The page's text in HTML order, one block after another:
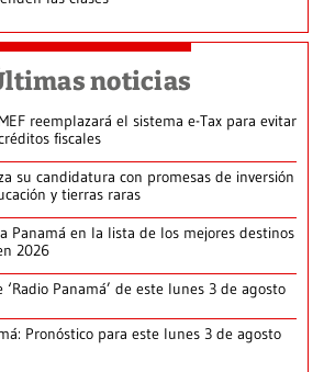
noticias
reemplazará el sistema e-Tax para evitar
fiscales
su candidatura con promesas de inversión
y tierras raras
Panamá en la lista de los mejores destinos
2026
‘Radio Panamá’ de este lunes 3 de agosto
Pronóstico para este lunes 3 de agosto